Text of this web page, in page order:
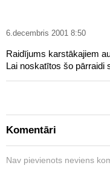
6.decembris 2001 8:50
Raidījums karstākajiem
Lai noskatītos šo pārraidi
Komentāri
Nav pievienots neviens